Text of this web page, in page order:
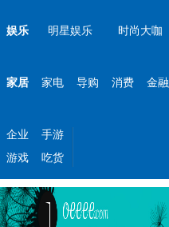
娱乐 明星娱乐 时尚大咖
家居 家电 导购 消费 金融
企业
手游
游戏
吃货